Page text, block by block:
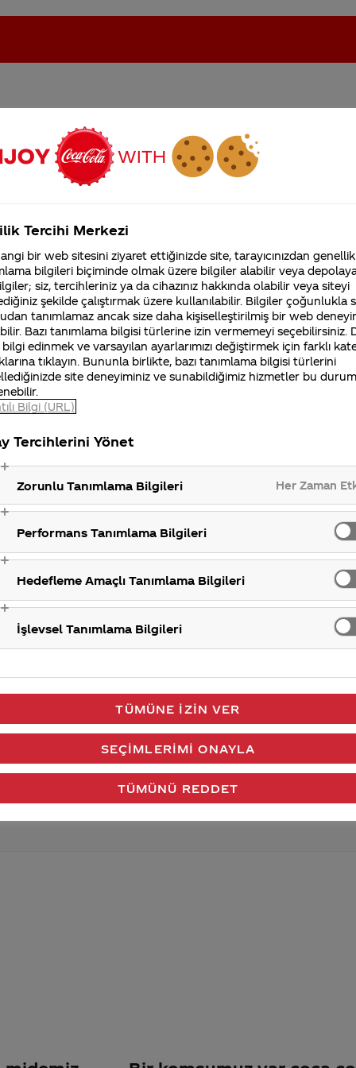
Cola'nın Filistin'de fabr... Coca-Cola’yı kim buldu?
tişört
rağmen sayfa
durdu.
iletisimmerkezi@coca-cola.com adresine
ulaşabilirsiniz. İlginiz için teşekkür ederiz.
verdiğimiz cevap aklındaki soru işaretlerini giderdi
Gönder
Coca-Cola Şirketi
merak ettikleriniz.
Fabrikalarımız,
sertifikalarımız, faaliyet
gösterdiğimiz ülkeler,
tarihçemiz ve daha
Tercihi Merkezi
bir web sitesini ziyaret ettiğinizde site, tarayıcınızdan
bilgileri biçiminde olmak üzere bilgiler alabilir veya
siz, tercihleriniz ya da cihazınız hakkında olabilir veya siteyi
şekilde çalıştırmak üzere kullanılabilir. Bilgiler çoğunlukla
tanımlamaz ancak size daha kişiselleştirilmiş bir web
Bazı tanımlama bilgisi türlerine izin vermemeyi seçebilirsiniz.
edinmek ve varsayılan ayarlarımızı değiştirmek için farklı
tıklayın. Bununla birlikte, bazı tanımlama bilgisi türlerini
site deneyiminiz ve sunabildiğimiz hizmetler bu
Bilgi (URL)
Tercihlerini Yönet
Zorunlu Tanımlama Bilgileri Her Zaman
Performans Tanımlama Bilgileri
Hedefleme Amaçlı Tanımlama Bilgileri
İşlevsel Tanımlama Bilgileri
TÜMÜNE İZIN VER
TÜMÜNÜ REDDET
SEÇIMLERIMI ONAYLA